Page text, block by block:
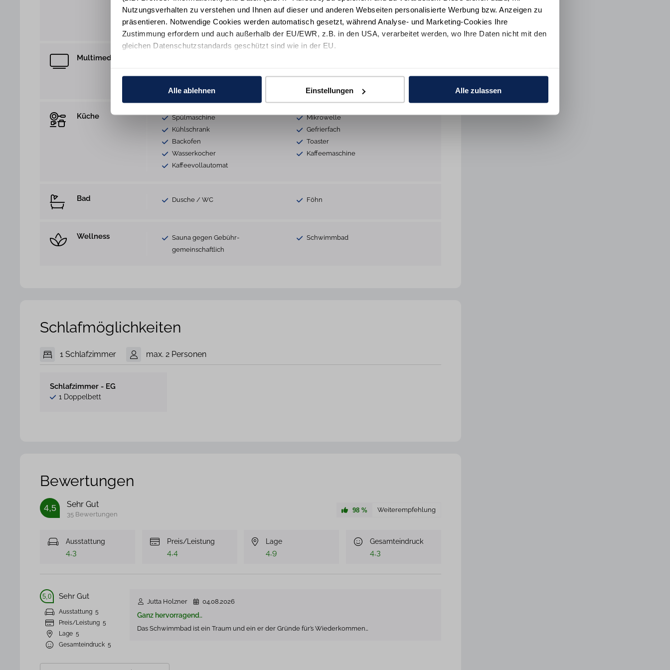
Nutzungsverhalten zu verstehen und Ihnen auf dieser und anderen Webseiten personalisierte Werbung bzw. Anzeigen zu
präsentieren. Notwendige Cookies werden automatisch gesetzt, während Analyse- und Marketing-Cookies Ihre
Zustimmung erfordern und auch außerhalb der EU/EWR, z.B. in den USA, verarbeitet werden, wo Ihre Daten nicht mit den
gleichen Datenschutzstandards geschützt sind wie in der EU.
Alle ablehnen
Einstellungen Alle zulassen
Bügeleisen
Reinigungsutensilien
Staubsauger
Rauchmelder
Multimedia
Küche Spülmaschine
Mikrowelle
Kühlschrank
Gefrierfach
Backofen
Toaster
Wasserkocher
Kaffeemaschine
Kaffeevollautomat
Bad Dusche / WC Föhn
Wellness
Sauna gegen Gebühr-
gemeinschaftlich
Schwimmbad
Schlafmöglichkeiten
1 Schlafzimmer max. 2 Personen
Schlafzimmer - EG
1 Doppelbett
Bewertungen
98 % Weiterempfehlung
4,5 Sehr Gut
35 Bewertungen
Ausstattung
4,3
Preis/Leistung
4,4
Lage
4,9
Gesamteindruck
4,3
Sehr Gut
5,0
Ausstattung 5
Preis/Leistung 5
Lage 5
Gesamteindruck 5
Jutta Holzner 04.08.2026
Ganz hervorragend..
Das Schwimmbad ist ein Traum und ein er der Gründe für’s Wiederkommen…